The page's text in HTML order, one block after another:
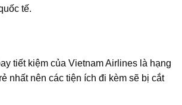
tế.
tiết kiệm của Vietnam Airlines là hạng
nhất nên các tiện ích đi kèm sẽ bị cắt